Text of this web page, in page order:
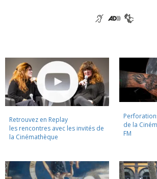
Retrouvez en Replay
les rencontres avec les invités de
la Cinémathèque
de la
FM